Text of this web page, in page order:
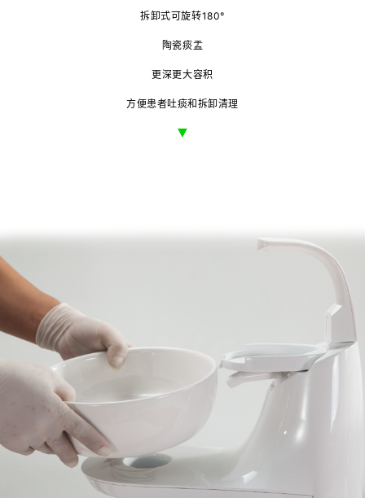
拆卸式可旋转180°
陶瓷痰盂
更深更大容积
方便患者吐痰和拆卸清理
▼